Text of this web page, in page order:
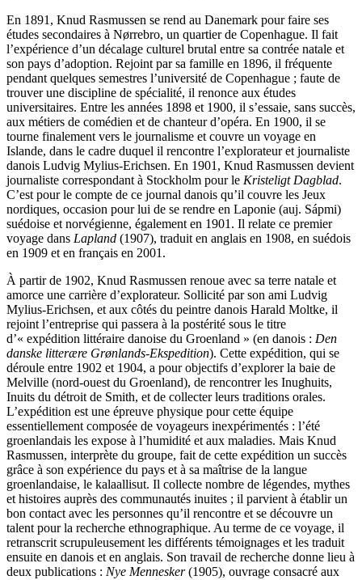
En 1891, Knud Rasmussen se rend au Danemark pour faire ses
études secondaires à Nørrebro, un quartier de Copenhague. Il fait
l’expérience d’un décalage culturel brutal entre sa contrée natale et
son pays d’adoption. Rejoint par sa famille en 1896, il fréquente
pendant quelques semestres l’université de Copenhague ; faute de
trouver une discipline de spécialité, il renonce aux études
universitaires. Entre les années 1898 et 1900, il s’essaie, sans succès,
aux métiers de comédien et de chanteur d’opéra. En 1900, il se
tourne finalement vers le journalisme et couvre un voyage en
Islande, dans le cadre duquel il rencontre l’explorateur et journaliste
danois Ludvig Mylius-Erichsen. En 1901, Knud Rasmussen devient
journaliste correspondant à Stockholm pour le Kristeligt Dagblad.
C’est pour le compte de ce journal danois qu’il couvre les Jeux
nordiques, occasion pour lui de se rendre en Laponie (auj. Sápmi)
suédoise et norvégienne, également en 1901. Il relate ce premier
voyage dans Lapland (1907), traduit en anglais en 1908, en suédois
en 1909 et en français en 2001.
À partir de 1902, Knud Rasmussen renoue avec sa terre natale et
amorce une carrière d’explorateur. Sollicité par son ami Ludvig
Mylius-Erichsen, et aux côtés du peintre danois Harald Moltke, il
rejoint l’entreprise qui passera à la postérité sous le titre
d’« expédition littéraire danoise du Groenland » (en danois : Den
danske litterære Grønlands-Ekspedition). Cette expédition, qui se
déroule entre 1902 et 1904, a pour objectifs d’explorer la baie de
Melville (nord-ouest du Groenland), de rencontrer les Inughuits,
Inuits du détroit de Smith, et de collecter leurs traditions orales.
L’expédition est une épreuve physique pour cette équipe
essentiellement composée de voyageurs inexpérimentés : l’été
groenlandais les expose à l’humidité et aux maladies. Mais Knud
Rasmussen, interprète du groupe, fait de cette expédition un succès
grâce à son expérience du pays et à sa maîtrise de la langue
groenlandaise, le kalaallisut. Il collecte nombre de légendes, mythes
et histoires auprès des communautés inuites ; il parvient à établir un
bon contact avec les personnes qu’il rencontre et se découvre un
talent pour la recherche ethnographique. Au terme de ce voyage, il
retranscrit scrupuleusement les différents témoignages et les traduit
ensuite en danois et en anglais. Son travail de recherche donne lieu à
deux publications : Nye Mennesker(1905), ouvrage consacré aux